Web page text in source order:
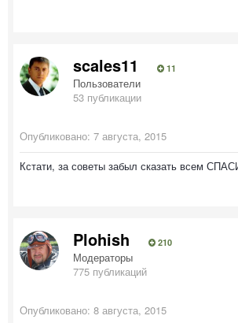
scales11 11
Пользователи
53 публикации
Опубликовано: 7 августа, 2015
Кстати, за советы забыл сказать всем
Plohish 210
Модераторы
775 публикаций
Опубликовано: 8 августа, 2015